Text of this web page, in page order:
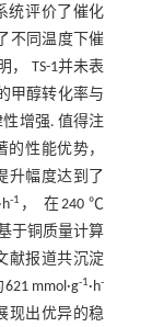
统评价了催化
不同温度下催
， TS-1并未表
甲醇转化率与
增强. 值得注
的性能优势，
升幅度达到了
·h-1 ， 在240 ℃
于铜质量计算
献报道共沉淀
mmol·g-1·h-
现出优异的稳